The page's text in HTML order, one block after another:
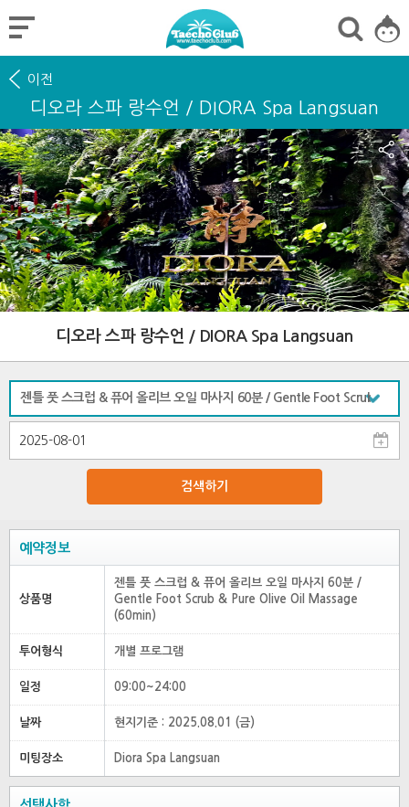
이전
디오라 스파 랑수언 / DIORA Spa Langsuan
디오라 스파 랑수언 / DIORA Spa Langsuan
검색하기
예약정보
상품명
젠틀 풋 스크럽 & 퓨어 올리브 오일 마사지 60분 /
Gentle Foot Scrub & Pure Olive Oil Massage
(60min)
투어형식 개별 프로그램
일정 09:00~24:00
날짜 현지기준 : 2025.08.01 (금)
미팅장소 Diora Spa Langsuan